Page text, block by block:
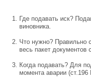
Где подавать иск?
виновника.
Что нужно? Правильно
весь пакет документов
Когда подавать? Для
момента аварии (ст.196